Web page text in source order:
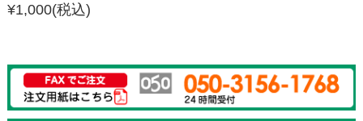
¥1,000(税込)